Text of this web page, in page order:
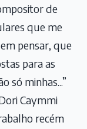
de
que me
pensar, que
para as
só minhas...”
Caymmi
recém